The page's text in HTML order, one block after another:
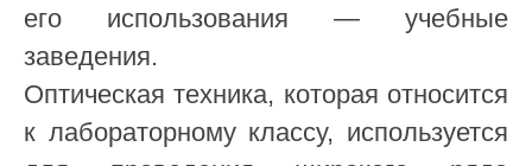
его использования — учебные
заведения.
Оптическая техника, которая относится
к лабораторному классу, используется